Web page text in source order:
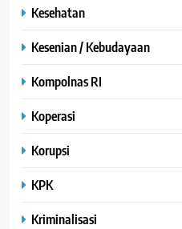
Kesehatan
Kesenian / Kebudayaan
Kompolnas RI
Koperasi
Korupsi
KPK
Kriminalisasi